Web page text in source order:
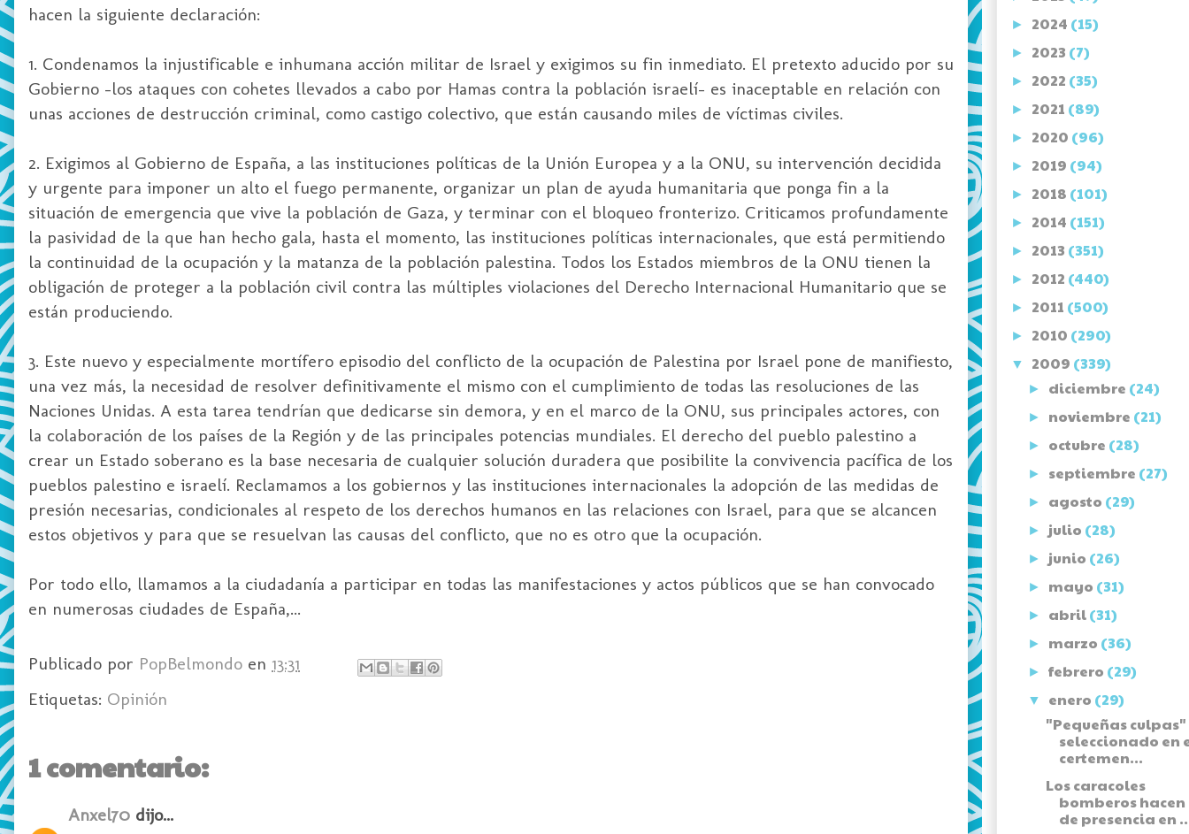
hacen la siguiente declaración:
1. Condenamos la injustificable e inhumana acción militar de Israel y exigimos su fin inmediato. El pretexto aducido por su
Gobierno –los ataques con cohetes llevados a cabo por Hamas contra la población israelí- es inaceptable en relación con
unas acciones de destrucción criminal, como castigo colectivo, que están causando miles de víctimas civiles.
2. Exigimos al Gobierno de España, a las instituciones políticas de la Unión Europea y a la ONU, su intervención decidida
y urgente para imponer un alto el fuego permanente, organizar un plan de ayuda humanitaria que ponga fin a la
situación de emergencia que vive la población de Gaza, y terminar con el bloqueo fronterizo. Criticamos profundamente
la pasividad de la que han hecho gala, hasta el momento, las instituciones políticas internacionales, que está permitiendo
la continuidad de la ocupación y la matanza de la población palestina. Todos los Estados miembros de la ONU tienen la
obligación de proteger a la población civil contra las múltiples violaciones del Derecho Internacional Humanitario que se
están produciendo.
3. Este nuevo y especialmente mortífero episodio del conflicto de la ocupación de Palestina por Israel pone de manifiesto,
una vez más, la necesidad de resolver definitivamente el mismo con el cumplimiento de todas las resoluciones de las
Naciones Unidas. A esta tarea tendrían que dedicarse sin demora, y en el marco de la ONU, sus principales actores, con
la colaboración de los países de la Región y de las principales potencias mundiales. El derecho del pueblo palestino a
crear un Estado soberano es la base necesaria de cualquier solución duradera que posibilite la convivencia pacífica de los
pueblos palestino e israelí. Reclamamos a los gobiernos y las instituciones internacionales la adopción de las medidas de
presión necesarias, condicionales al respeto de los derechos humanos en las relaciones con Israel, para que se alcancen
estos objetivos y para que se resuelvan las causas del conflicto, que no es otro que la ocupación.
Por todo ello, llamamos a la ciudadanía a participar en todas las manifestaciones y actos públicos que se han convocado
en numerosas ciudades de España,...
Publicado por PopBelmondo en 13:31
Etiquetas: Opinión
1 comentario:
Anxel70 dijo...
► 2024 (15)
► 2023 (7)
► 2022 (35)
► 2021 (89)
► 2020 (96)
► 2019 (94)
► 2018 (101)
► 2014 (151)
► 2013 (351)
► 2012 (440)
► 2011 (500)
► 2010 (290)
▼ 2009 (339)
► diciembre (24)
► noviembre (21)
► octubre (28)
► septiembre (27)
► agosto (29)
► julio (28)
► junio (26)
► mayo (31)
► abril(31)
► marzo (36)
►febrero (29)
▼ enero (29)
"Pequeñas culpas"
seleccionado en
certemen...
Los caracoles
bomberos
de presencia en